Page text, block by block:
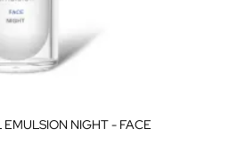
NIGHT - FACE